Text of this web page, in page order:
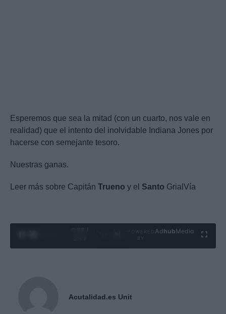
Esperemos que sea la mitad (con un cuarto, nos vale en
realidad) que el intento del inolvidable Indiana Jones por
hacerse con semejante tesoro.
Nuestras ganas.
Leer más sobre Capitán Trueno y el Santo GrialVía
Ad hubMedia
Acutalidad.es Unit